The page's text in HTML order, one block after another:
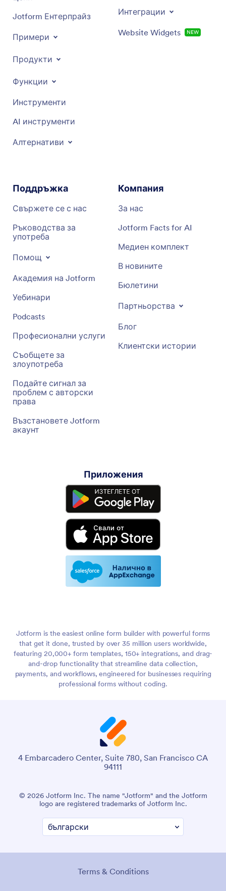
Jotform Ентерпрайз
Примери
Продукти
Функции
Инструменти
AI инструменти
Алтернативи
Интеграции
Website Widgets NEW
Поддръжка
Свържете се с нас
Ръководства за
употреба
Помощ
Академия на Jotform
Уебинари
Podcasts
Професионални услуги
Съобщете за
злоупотреба
Подайте сигнал за
проблем с авторски
права
Възстановете Jotform
акаунт
Компания
За нас
Jotform Facts for AI
Медиен комплект
В новините
Бюлетини
Партньорства
Блог
Клиентски истории
Приложения
Jotform is the easiest online form builder with powerful forms
that get it done, trusted by over 35 million users worldwide,
featuring 20,000+ form templates, 150+ integrations, and drag-
and-drop functionality that streamline data collection,
payments, and workflows, engineered for businesses requiring
professional forms without coding.
4 Embarcadero Center, Suite 780, San Francisco CA
94111
© 2026 Jotform Inc. The name "Jotform" and the Jotform
logo are registered trademarks of Jotform Inc.
Terms & Conditions